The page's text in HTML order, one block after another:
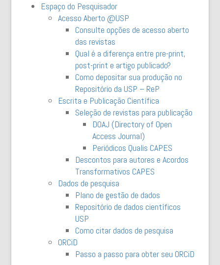
Espaço do Pesquisador
Acesso Aberto @USP
Consulte opções de acesso aberto
das revistas
Qual é a diferença entre pre-print,
post-print e artigo publicado?
Como depositar sua produção no
Repositório da USP – ReP
Escrita e Publicação Científica
Seleção de revistas para publicação
DOAJ (Directory of Open
Access Journal)
Periódicos Qualis CAPES
Descontos para autores e Acordos
Transformativos CAPES
Dados de pesquisa
Plano de gestão de dados
Repositório de dados científicos
USP
Como citar dados de pesquisa
ORCiD
Passo a passo para obter seu ORCiD